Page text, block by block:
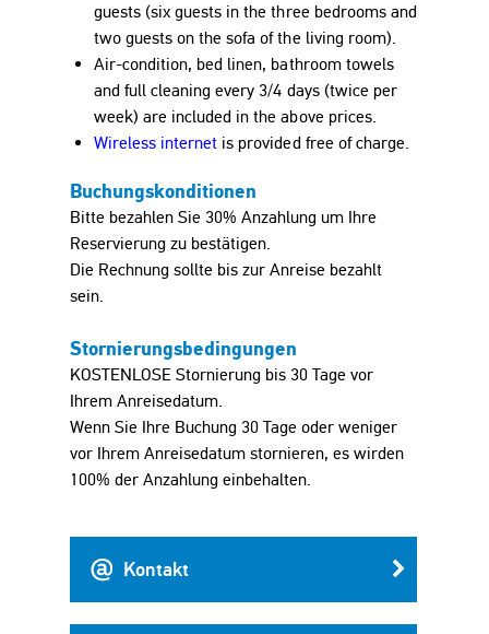
guests (six guests in the three bedrooms and
two guests on the sofa of the living room).
Air-condition, bed linen, bathroom towels
and full cleaning every 3/4 days (twice per
week) are included in the above prices.
Wireless internet is provided free of charge.
Buchungskonditionen
Bitte bezahlen Sie 30% Anzahlung um Ihre
Reservierung zu bestätigen.
Die Rechnung sollte bis zur Anreise bezahlt
sein.
Stornierungsbedingungen
KOSTENLOSE Stornierung bis 30 Tage vor
Ihrem Anreisedatum.
Wenn Sie Ihre Buchung 30 Tage oder weniger
vor Ihrem Anreisedatum stornieren, es wirden
100% der Anzahlung einbehalten.
Kontakt